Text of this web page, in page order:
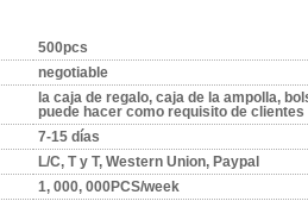
500pcs
negotiable
la caja de regalo, caja de la ampolla,
puede hacer como requisito de clientes
7-15 días
L/C, T y T, Western Union, Paypal
1, 000, 000PCS/week